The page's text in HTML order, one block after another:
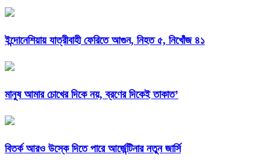
ইন্দোনেশিয়ায় যাত্রীবাহী ফেরিতে আগুন, নিহত ৫, নিখোঁজ ৪১
মানুষ আমার চোখের দিকে নয়, ব্রণের দিকেই তাকাত’
বিতর্ক আরও উস্কে দিতে পারে আর্জেন্টিনার নতুন জার্সি